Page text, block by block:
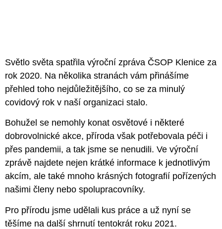
Světlo světa spatřila výroční zpráva ČSOP Klenice za
rok 2020. Na několika stranách vám přinášíme
přehled toho nejdůležitějšího, co se za minulý
covidový rok v naší organizaci stalo.
Bohužel se nemohly konat osvětové i některé
dobrovolnické akce, příroda však potřebovala péči i
přes pandemii, a tak jsme se nenudili. Ve výroční
zprávě najdete nejen krátké informace k jednotlivým
akcím, ale také mnoho krásných fotografií pořízených
našimi členy nebo spolupracovníky.
Pro přírodu jsme udělali kus práce a už nyní se
těšíme na další shrnutí tentokrát roku 2021.